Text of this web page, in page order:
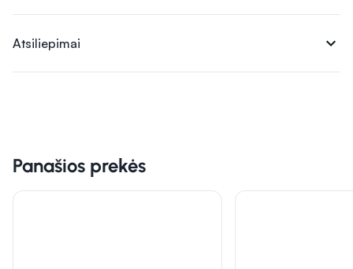
Atsiliepimai expand_more
Panašios prekės